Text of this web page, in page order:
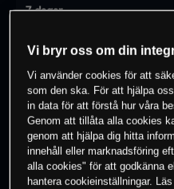
7 dagar
0% av kunderna
instrument
Vi bryr oss om din
Vi använder cookies för att
som den ska. För att hjälpa
in data för att förstå hur våra
Genom att tillåta alla cookies
genom att hjälpa dig hitta
innehåll eller marknadsföring
alla cookies" för att godkänna
hantera cookieinställningar.